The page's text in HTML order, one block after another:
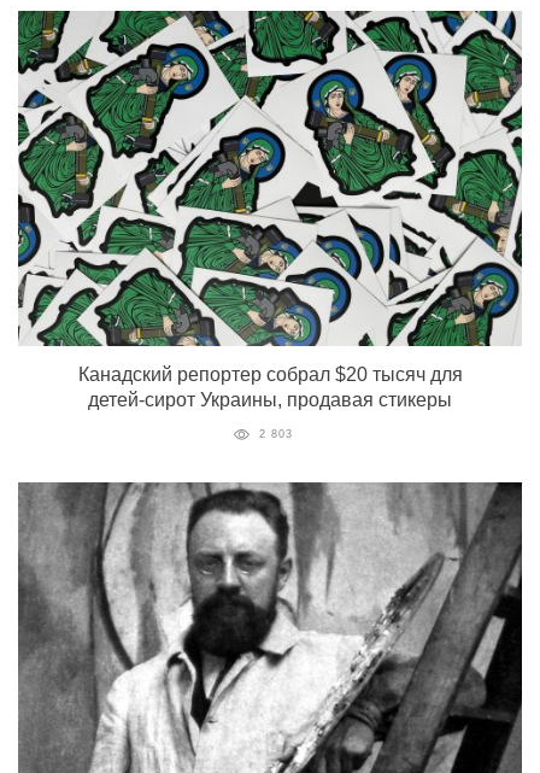
Канадский репортер собрал $20 тысяч для
детей-сирот Украины, продавая стикеры
2 803